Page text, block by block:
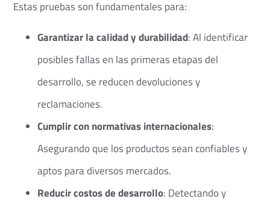
Estas pruebas son fundamentales para:​
Garantizar la calidad y durabilidad: Al identificar
posibles fallas en las primeras etapas del
desarrollo, se reducen devoluciones y
reclamaciones.​
Cumplir con normativas internacionales:
Asegurando que los productos sean confiables y
aptos para diversos mercados.​
Reducir costos de desarrollo: Detectando y